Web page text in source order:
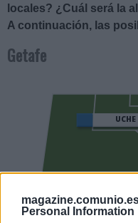
Personal Information
locales? ¿Cuál será la
A continuación, las
Getafe
UCHE